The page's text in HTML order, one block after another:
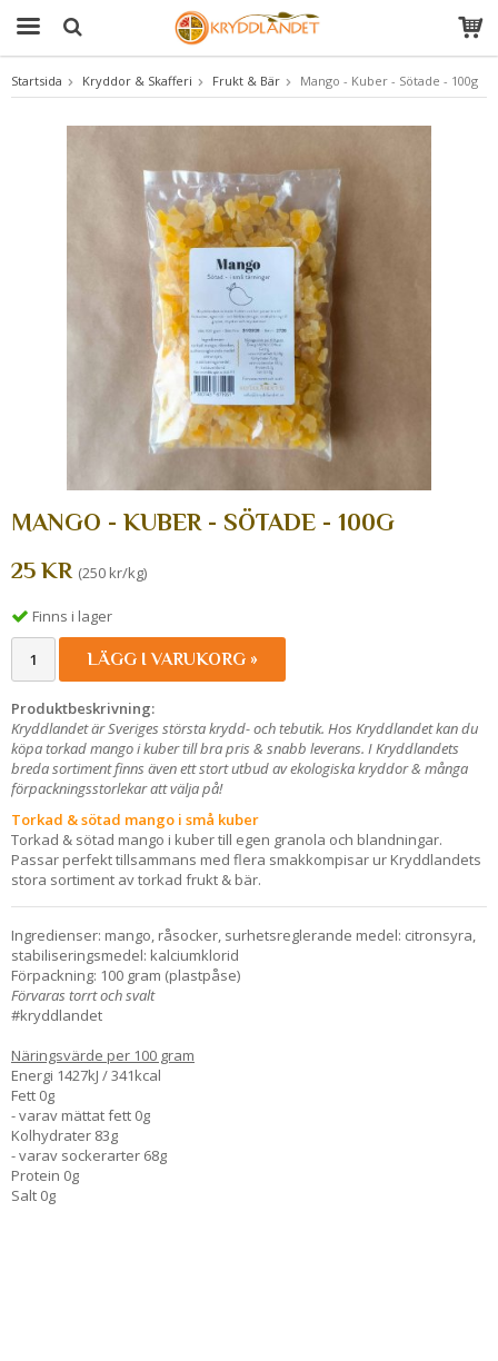
Produkten har blivit tillagd i varukorgen
Startsida Kryddor & Skafferi Frukt & Bär Mango - Kuber - Sötade - 100g
MANGO - KUBER - SÖTADE - 100G
25 KR (250 kr/kg)
Finns i lager
LÄGG I VARUKORG »
Produktbeskrivning:
Kryddlandet är Sveriges största krydd- och tebutik. Hos Kryddlandet kan du
köpa torkad mango i kuber till bra pris & snabb leverans. I Kryddlandets
breda sortiment finns även ett stort utbud av ekologiska kryddor & många
förpackningsstorlekar att välja på!
Torkad & sötad mango i små kuber
Torkad & sötad mango i kuber till egen granola och blandningar.
Passar perfekt tillsammans med flera smakkompisar ur Kryddlandets
stora sortiment av torkad frukt & bär.
Ingredienser: mango, råsocker, surhetsreglerande medel: citronsyra,
stabiliseringsmedel: kalciumklorid
Förpackning: 100 gram (plastpåse)
Förvaras torrt och svalt
#kryddlandet
Näringsvärde per 100 gram
Energi 1427kJ / 341kcal
Fett 0g
- varav mättat fett 0g
Kolhydrater 83g
- varav sockerarter 68g
Protein 0g
Salt 0g